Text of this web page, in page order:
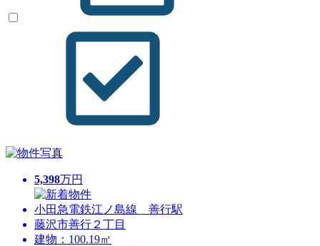
5,398万円
小田急電鉄江ノ島線 善行駅
藤沢市善行２丁目
建物：100.19㎡